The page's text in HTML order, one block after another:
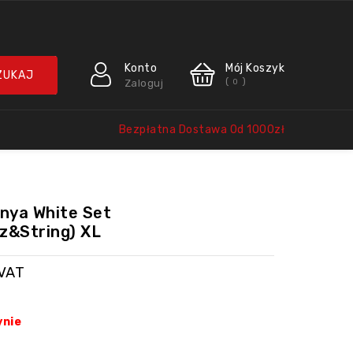
Konto
Zaloguj
Mój Koszyk
( 0 )
Bezpłatna Dostawa Od 1000zł
White Set
XL